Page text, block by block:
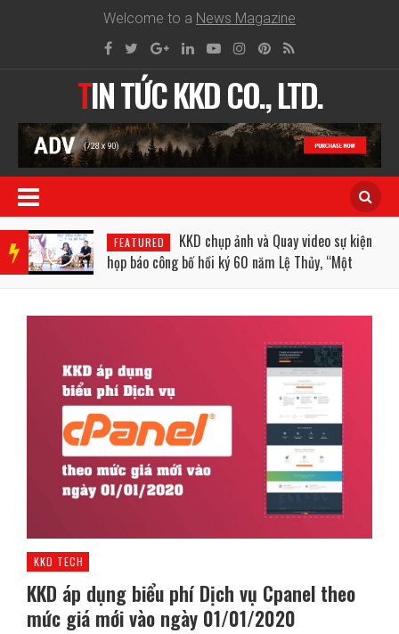
Welcome to a News Magazine
TIN TỨC KKD CO., LTD.
BRE
AKIN
NEW
FEATURED
KKD chụp ảnh và Quay video sự kiện
họp báo công bố hồi ký 60 năm Lệ Thủy, “Một
KKD TECH
KKD áp dụng biểu phí Dịch vụ Cpanel theo
mức giá mới vào ngày 01/01/2020